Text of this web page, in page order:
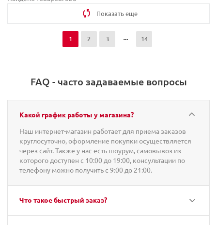
Показать еще
1 2 3 14
FAQ - часто задаваемые вопросы
Какой график работы у магазина?
Наш интернет-магазин работает для приема заказов
круглосуточно, оформление покупки осуществляется
через сайт. Также у нас есть шоурум, самовывоз из
которого доступен с 10:00 до 19:00, консультации по
телефону можно получить с 9:00 до 21:00.
Что такое быстрый заказ?